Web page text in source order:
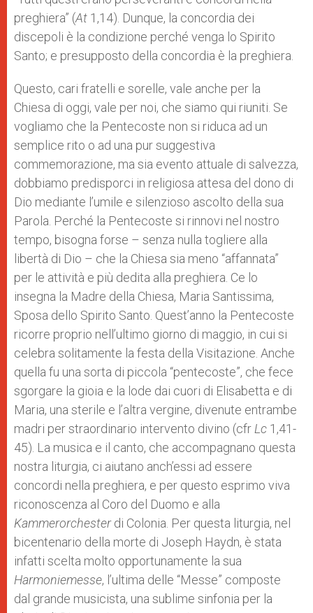
preghiera” (At 1,14). Dunque, la concordia dei
discepoli è la condizione perché venga lo Spirito
Santo; e presupposto della concordia è la preghiera.
Questo, cari fratelli e sorelle, vale anche per la
Chiesa di oggi, vale per noi, che siamo qui riuniti. Se
vogliamo che la Pentecoste non si riduca ad un
semplice rito o ad una pur suggestiva
commemorazione, ma sia evento attuale di salvezza,
dobbiamo predisporci in religiosa attesa del dono di
Dio mediante l’umile e silenzioso ascolto della sua
Parola. Perché la Pentecoste si rinnovi nel nostro
tempo, bisogna forse – senza nulla togliere alla
libertà di Dio – che la Chiesa sia meno “affannata”
per le attività e più dedita alla preghiera. Ce lo
insegna la Madre della Chiesa, Maria Santissima,
Sposa dello Spirito Santo. Quest’anno la Pentecoste
ricorre proprio nell’ultimo giorno di maggio, in cui si
celebra solitamente la festa della Visitazione. Anche
quella fu una sorta di piccola “pentecoste”, che fece
sgorgare la gioia e la lode dai cuori di Elisabetta e di
Maria, una sterile e l’altra vergine, divenute entrambe
madri per straordinario intervento divino (cfr Lc 1,41-
45). La musica e il canto, che accompagnano questa
nostra liturgia, ci aiutano anch’essi ad essere
concordi nella preghiera, e per questo esprimo viva
riconoscenza al Coro del Duomo e alla
Kammerorchesterdi Colonia. Per questa liturgia, nel
bicentenario della morte di Joseph Haydn, è stata
infatti scelta molto opportunamente la sua
Harmoniemesse, l’ultima delle “Messe” composte
dal grande musicista, una sublime sinfonia per la